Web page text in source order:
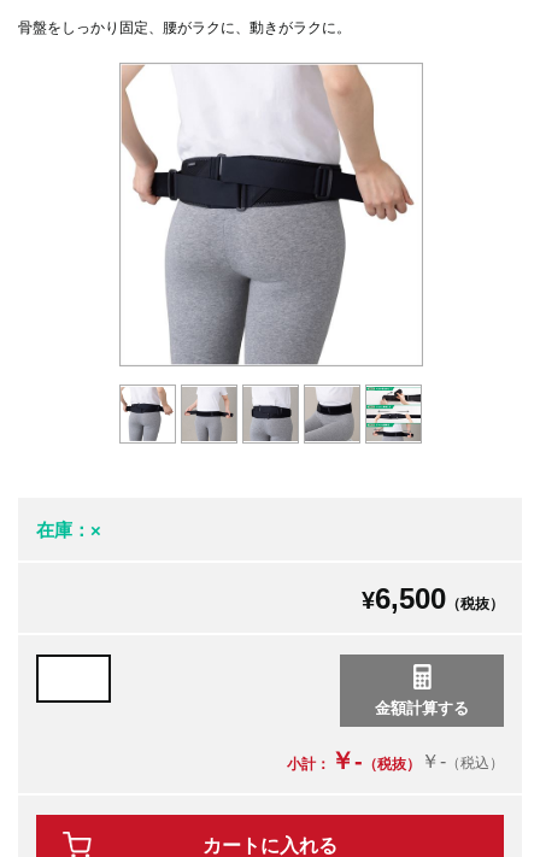
骨盤をしっかり固定、腰がラクに、動きがラクに。
在庫：×
¥6,500 （税抜）
小計： ￥- （税抜） ￥- （税込）
カートに入れる